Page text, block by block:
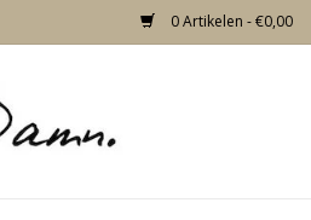
0 Artikelen - €0,00